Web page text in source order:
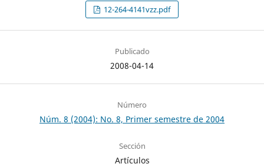
12-264-4141vzz.pdf
Publicado
2008-04-14
Número
Núm. 8 (2004): No. 8, Primer semestre de 2004
Sección
Artículos